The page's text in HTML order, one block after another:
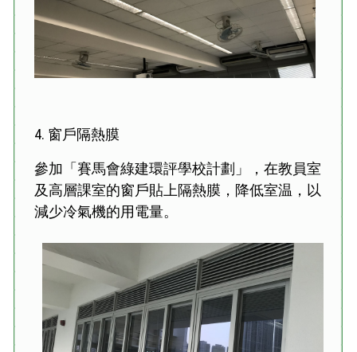
4. 窗戶隔熱膜
參加「賽馬會綠建環評學校計劃」，在教員室
及高層課室的窗戶貼上隔熱膜，降低室温，以
減少冷氣機的用電量。